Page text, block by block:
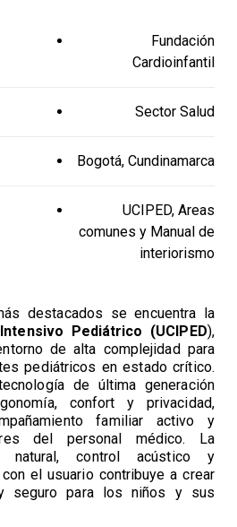
Fundación
Cardioinfantil
Sector Salud
Bogotá, Cundinamarca
UCIPED, Areas
comunes y Manual de
interiorismo
destacados se encuentra la
Pediátrico (UCIPED),
de alta complejidad para
pediátricos en estado crítico.
de última generación
confort y privacidad,
familiar activo y
del personal médico. La
natural, control acústico y
el usuario contribuye a crear
seguro para los niños y sus